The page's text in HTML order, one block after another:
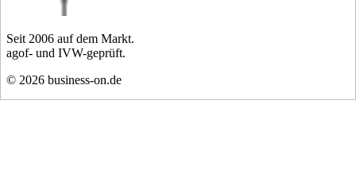
Seit 2006 auf dem Markt.
agof- und IVW-geprüft.
© 2026 business-on.de